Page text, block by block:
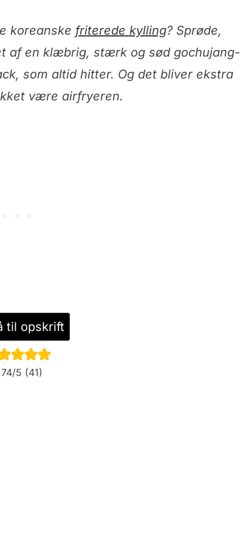
koreanske friterede kylling? Sprøde,
af en klæbrig, stærk og sød gochujang-
som altid hitter. Og det bliver ekstra
være airfryeren.
til opskrift
/5 (41)